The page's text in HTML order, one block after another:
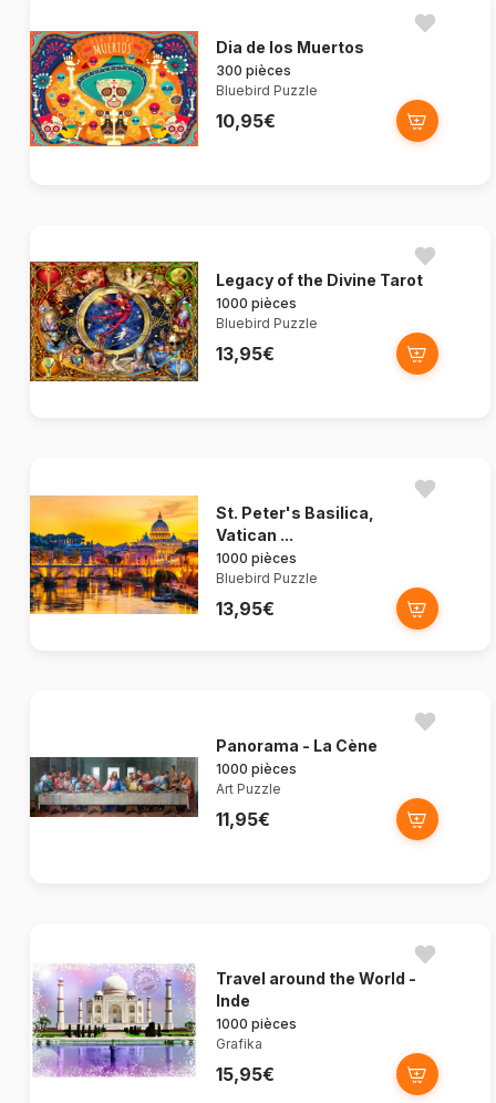
Dia de los Muertos
300 pièces
Bluebird Puzzle
10,95€
Legacy of the Divine Tarot
1000 pièces
Bluebird Puzzle
13,95€
St. Peter's Basilica,
Vatican ...
1000 pièces
Bluebird Puzzle
13,95€
Panorama - La Cène
1000 pièces
Art Puzzle
11,95€
Travel around the World -
Inde
1000 pièces
Grafika
15,95€